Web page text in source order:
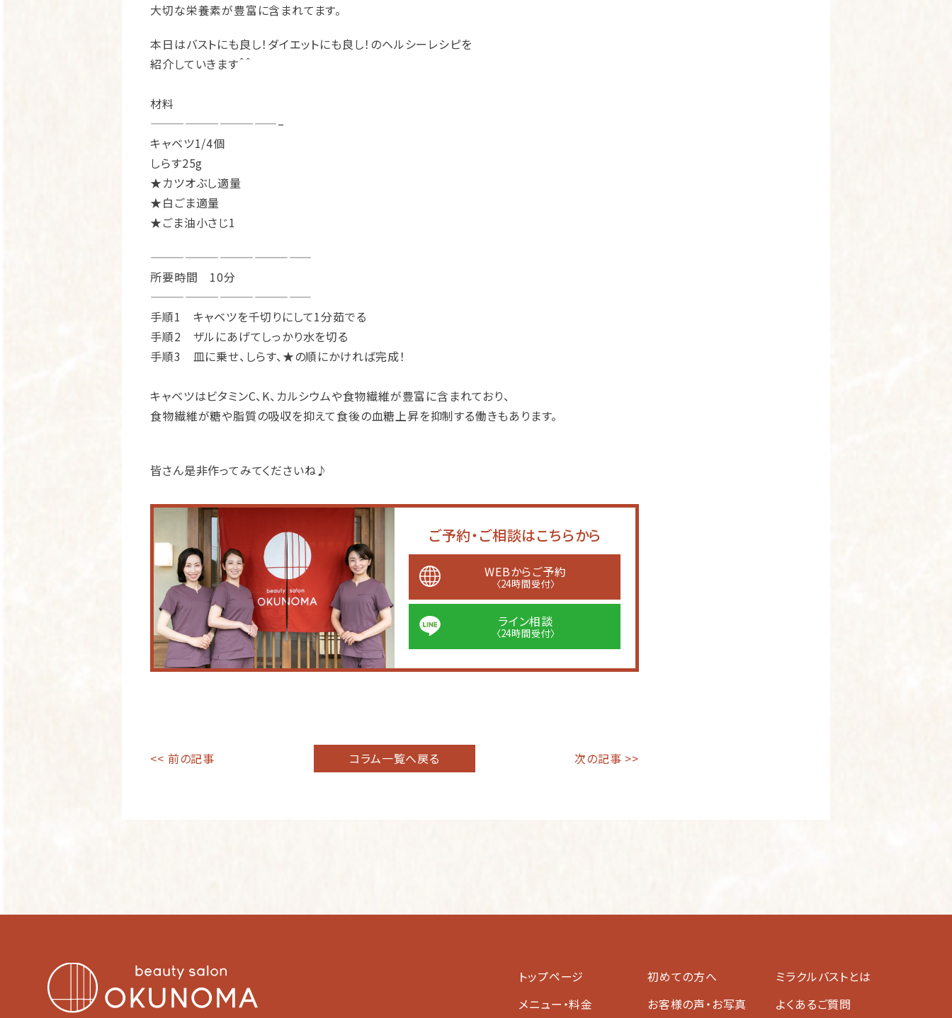
大切な栄養素が豊富に含まれてます。
本日はバストにも良し！ダイエットにも良し！のヘルシーレシピを
紹介していきます＾＾
材料
———————————–
キャベツ1/4個
しらす25g
★カツオぶし適量
★白ごま適量
★ごま油小さじ1
——————————————
所要時間 10分
——————————————
手順1 キャベツを千切りにして1分茹でる
手順2 ザルにあげてしっかり水を切る
手順3 皿に乗せ、しらす、★の順にかければ完成！
キャベツはビタミンC、K、カルシウムや食物繊維が豊富に含まれており、
食物繊維が糖や脂質の吸収を抑えて食後の血糖上昇を抑制する働きもあります。
皆さん是非作ってみてくださいね♪
ご予約・ご相談はこちらから
WEBからご予約
〈24時間受付〉
ライン相談
〈24時間受付〉
<< 前の記事 コラム一覧へ戻る 次の記事 >>
トップページ 初めての方へ
ミラクルバストとは
メニュー・料金
お客様の声・お写真 よくあるご質問